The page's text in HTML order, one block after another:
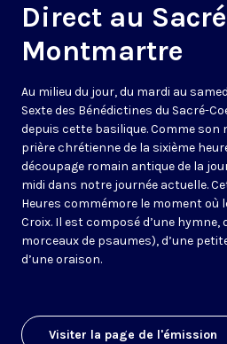
Direct au
Montmartre
Au milieu du jour, du mardi au
Sexte des Bénédictines du Sacré-
depuis cette basilique. Comme son
prière chrétienne de la sixième
découpage romain antique de la
midi dans notre journée actuelle.
Heures commémore le moment où
Croix. Il est composé d’une hymne,
morceaux de psaumes), d’une
d’une oraison.
Visiter la page de l'émission